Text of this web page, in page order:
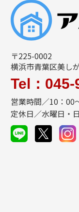
〒225-0002
横浜市青葉区美し
Tel：
営業時間／10：00
定休日／水曜日・